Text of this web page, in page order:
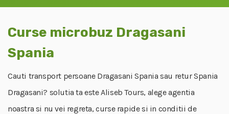
Curse microbuz Dragasani
Spania
Cauti transport persoane Dragasani Spania sau retur Spania
Dragasani? solutia ta este Aliseb Tours, alege agentia
noastra si nu vei regreta, curse rapide si in conditii de